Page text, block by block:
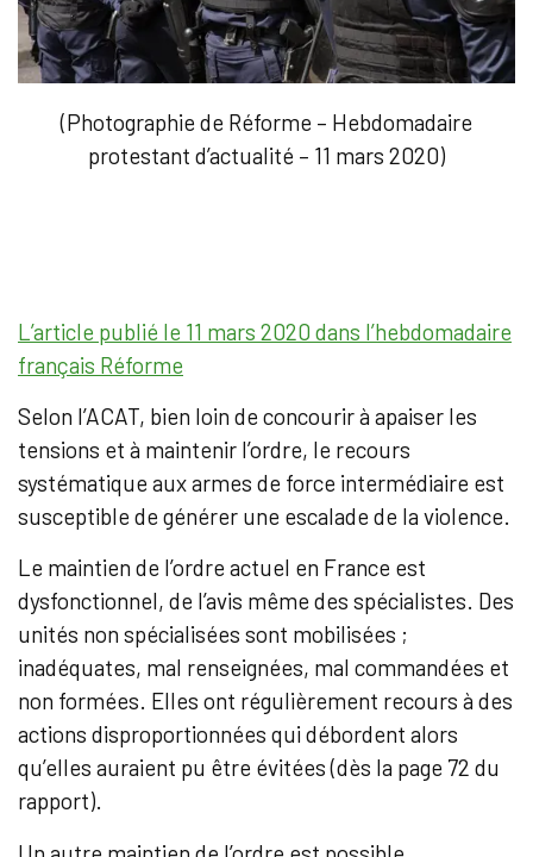
(Photographie de Réforme – Hebdomadaire
protestant d’actualité – 11 mars 2020)
L’article publié le 11 mars 2020 dans l’hebdomadaire
français Réforme
Selon l’ACAT, bien loin de concourir à apaiser les
tensions et à maintenir l’ordre, le recours
systématique aux armes de force intermédiaire est
susceptible de générer une escalade de la violence.
Le maintien de l’ordre actuel en France est
dysfonctionnel, de l’avis même des spécialistes. Des
unités non spécialisées sont mobilisées ;
inadéquates, mal renseignées, mal commandées et
non formées. Elles ont régulièrement recours à des
actions disproportionnées qui débordent alors
qu’elles auraient pu être évitées (dès la page 72 du
rapport).